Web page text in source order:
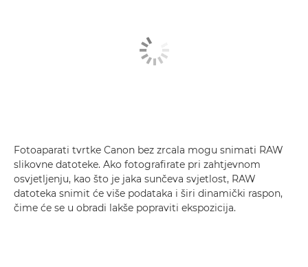
Fotoaparati tvrtke Canon bez zrcala mogu snimati RAW
slikovne datoteke. Ako fotografirate pri zahtjevnom
osvjetljenju, kao što je jaka sunčeva svjetlost, RAW
datoteka snimit će više podataka i širi dinamički raspon,
čime će se u obradi lakše popraviti ekspozicija.